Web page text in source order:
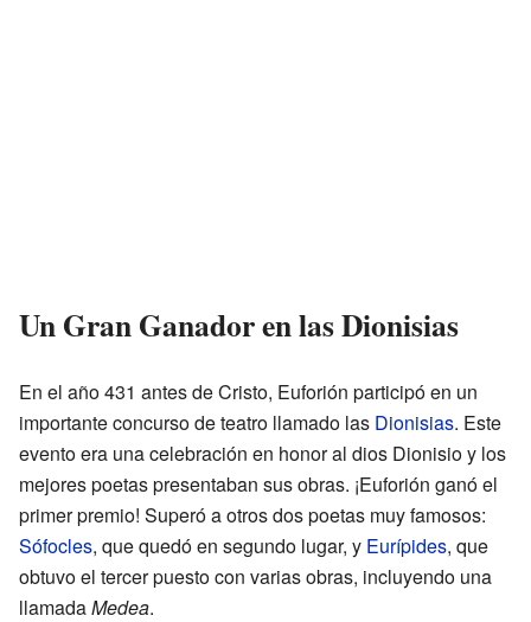
Un Gran Ganador en las Dionisias
En el año 431 antes de Cristo, Euforión participó en un
importante concurso de teatro llamado las Dionisias. Este
evento era una celebración en honor al dios Dionisio y los
mejores poetas presentaban sus obras. ¡Euforión ganó el
primer premio! Superó a otros dos poetas muy famosos:
Sófocles, que quedó en segundo lugar, y Eurípides, que
obtuvo el tercer puesto con varias obras, incluyendo una
llamadaMedea.